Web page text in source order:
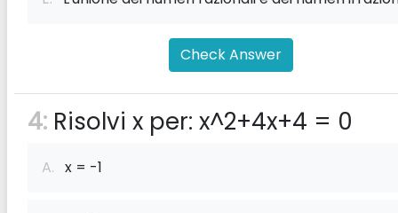
Check Answer
4: Risolvi x per: x^2+4x+4 = 0
A. x = -1